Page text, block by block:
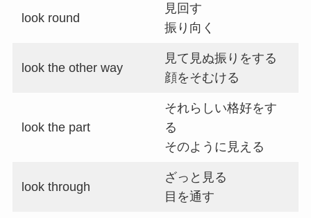
look round
見回す
振り向く
look the other way
見て見ぬ振りをする
顔をそむける
look the part
それらしい格好をす
る
そのように見える
look through
ざっと見る
目を通す